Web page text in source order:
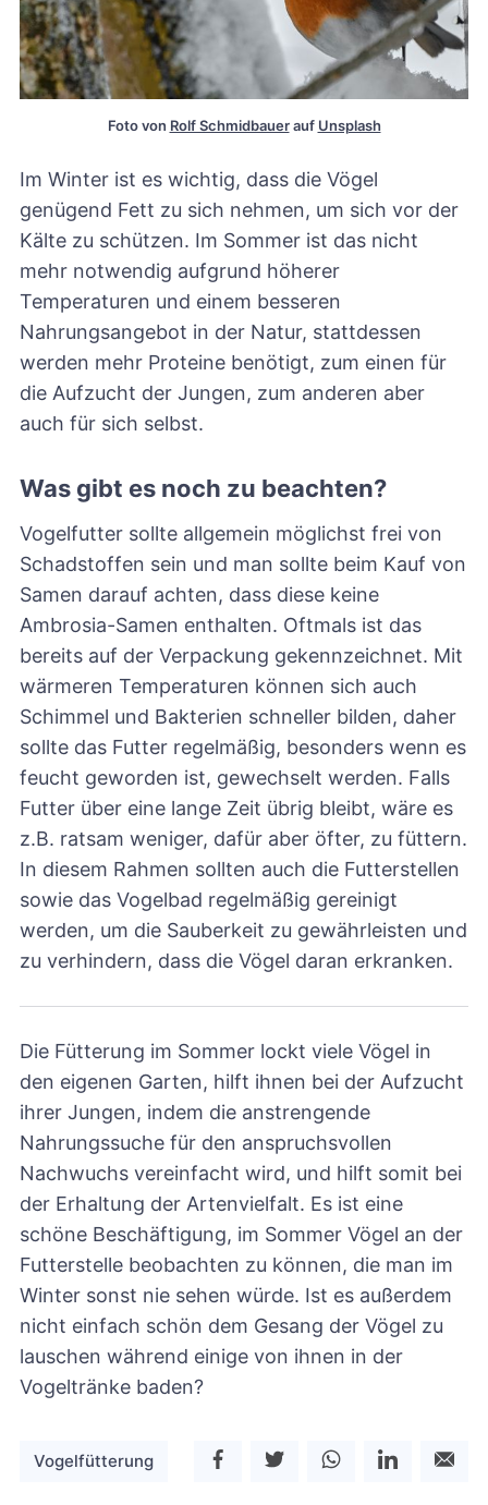
Foto von Rolf Schmidbauer auf Unsplash
Im Winter ist es wichtig, dass die Vögel
genügend Fett zu sich nehmen, um sich vor der
Kälte zu schützen. Im Sommer ist das nicht
mehr notwendig aufgrund höherer
Temperaturen und einem besseren
Nahrungsangebot in der Natur, stattdessen
werden mehr Proteine benötigt, zum einen für
die Aufzucht der Jungen, zum anderen aber
auch für sich selbst.
Was gibt es noch zu beachten?
Vogelfutter sollte allgemein möglichst frei von
Schadstoffen sein und man sollte beim Kauf von
Samen darauf achten, dass diese keine
Ambrosia-Samen enthalten. Oftmals ist das
bereits auf der Verpackung gekennzeichnet. Mit
wärmeren Temperaturen können sich auch
Schimmel und Bakterien schneller bilden, daher
sollte das Futter regelmäßig, besonders wenn es
feucht geworden ist, gewechselt werden. Falls
Futter über eine lange Zeit übrig bleibt, wäre es
z.B. ratsam weniger, dafür aber öfter, zu füttern.
In diesem Rahmen sollten auch die Futterstellen
sowie das Vogelbad regelmäßig gereinigt
werden, um die Sauberkeit zu gewährleisten und
zu verhindern, dass die Vögel daran erkranken.
Die Fütterung im Sommer lockt viele Vögel in
den eigenen Garten, hilft ihnen bei der Aufzucht
ihrer Jungen, indem die anstrengende
Nahrungssuche für den anspruchsvollen
Nachwuchs vereinfacht wird, und hilft somit bei
der Erhaltung der Artenvielfalt. Es ist eine
schöne Beschäftigung, im Sommer Vögel an der
Futterstelle beobachten zu können, die man im
Winter sonst nie sehen würde. Ist es außerdem
nicht einfach schön dem Gesang der Vögel zu
lauschen während einige von ihnen in der
Vogeltränke baden?
Vogelfütterung